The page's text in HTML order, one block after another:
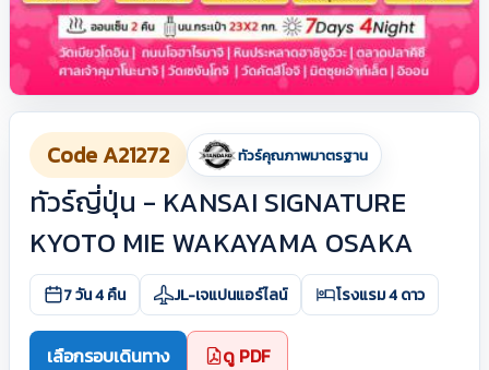
Code A21272 ทัวร์คุณภาพมาตรฐาน
ทัวร์ญี่ปุ่น - KANSAI SIGNATURE
KYOTO MIE WAKAYAMA OSAKA
7 วัน 4 คืน JL-เจแปนแอร์ไลน์ โรงแรม 4 ดาว
เลือกรอบเดินทาง ดู PDF